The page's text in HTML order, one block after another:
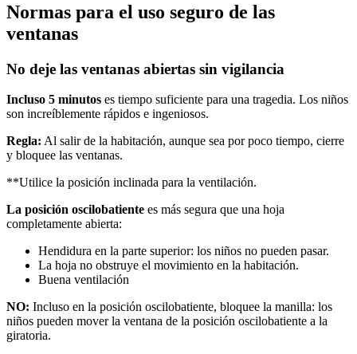
Normas para el uso seguro de las
ventanas
No deje las ventanas abiertas sin vigilancia
Incluso 5 minutos es tiempo suficiente para una tragedia. Los niños
son increíblemente rápidos e ingeniosos.
Regla: Al salir de la habitación, aunque sea por poco tiempo, cierre
y bloquee las ventanas.
**Utilice la posición inclinada para la ventilación.
La posición oscilobatiente es más segura que una hoja
completamente abierta:
Hendidura en la parte superior: los niños no pueden pasar.
La hoja no obstruye el movimiento en la habitación.
Buena ventilación
NO: Incluso en la posición oscilobatiente, bloquee la manilla: los
niños pueden mover la ventana de la posición oscilobatiente a la
giratoria.